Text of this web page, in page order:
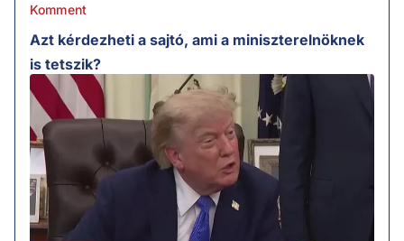
Komment
Azt kérdezheti a sajtó, ami a miniszterelnöknek
is tetszik?